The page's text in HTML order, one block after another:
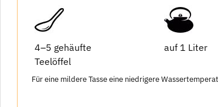
4–5 gehäufte
Teelöffel
auf 1 Liter
Für eine mildere Tasse eine niedrigere